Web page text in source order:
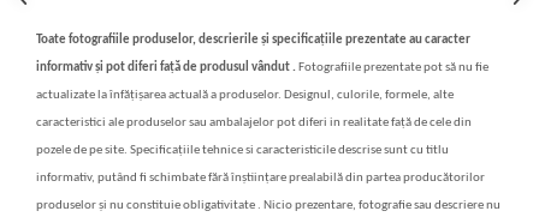
Toate fotografiile produselor, descrierile și specificațiile prezentate au caracter
informativ și pot diferi față de produsul vândut . Fotografiile prezentate pot să nu fie
actualizate la înfățișarea actuală a produselor. Designul, culorile, formele, alte
caracteristici ale produselor sau ambalajelor pot diferi in realitate față de cele din
pozele de pe site. Specificațiile tehnice si caracteristicile descrise sunt cu titlu
informativ, putând fi schimbate fără înștiințare prealabilă din partea producătorilor
produselor și nu constituie obligativitate . Nicio prezentare, fotografie sau descriere nu